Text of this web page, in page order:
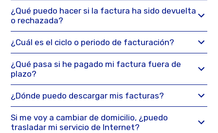
¿Qué puedo hacer si la factura ha sido devuelta
o rechazada?
¿Cuál es el ciclo o periodo de facturación?
¿Qué pasa si he pagado mi factura fuera de
plazo?
¿Dónde puedo descargar mis facturas?
Si me voy a cambiar de domicilio, ¿puedo
trasladar mi servicio de Internet?